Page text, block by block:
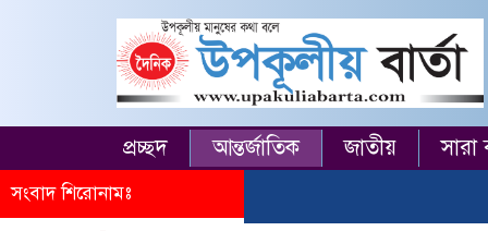
প্রচ্ছদ আন্তর্জাতিক জাতীয় সারা
সংবাদ শিরোনামঃ